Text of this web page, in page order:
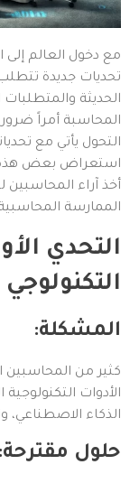
مع دخول العالم إلى
تحديات جديدة
الحديثة والمتطلبات
المحاسبة أمراً
التحول يأتي مع
استعراض بعض هذه
أخذ آراء
الممارسة
التحدي
التكنولوجي
المشكلة:
كثير من المحاسبين
الأدوات
الذكاء الاصطناعي،
حلول مقترحة: